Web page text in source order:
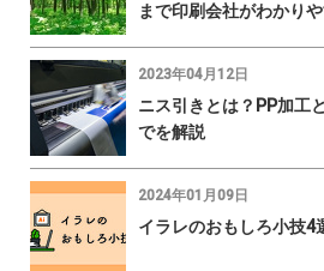
まで印刷会社がわかり
2023年04月12日
ニス引きとは？PP加工
でを解説
2024年01月09日
イラレのおもしろ小技4